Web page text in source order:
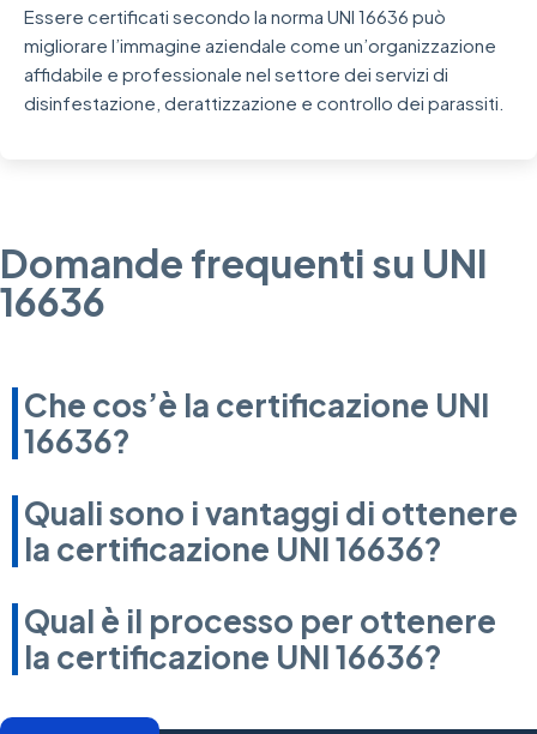
Essere certificati secondo la norma UNI 16636 può
migliorare l’immagine aziendale come un’organizzazione
affidabile e professionale nel settore dei servizi di
disinfestazione, derattizzazione e controllo dei parassiti.
Domande frequenti su UNI
16636
Che cos’è la certificazione UNI
16636?
Quali sono i vantaggi di ottenere
la certificazione UNI 16636?
Qual è il processo per ottenere
la certificazione UNI 16636?